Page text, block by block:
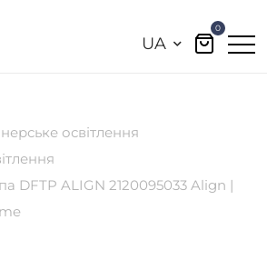
UA
0
освітлення
DFTP ALIGN 2120095033 Align |